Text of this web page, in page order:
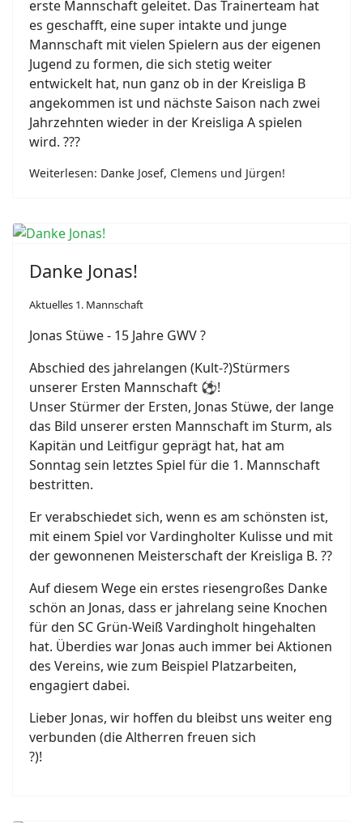
erste Mannschaft geleitet. Das Trainerteam hat
es geschafft, eine super intakte und junge
Mannschaft mit vielen Spielern aus der eigenen
Jugend zu formen, die sich stetig weiter
entwickelt hat, nun ganz ob in der Kreisliga B
angekommen ist und nächste Saison nach zwei
Jahrzehnten wieder in der Kreisliga A spielen
wird. ???
Weiterlesen: Danke Josef, Clemens und Jürgen!
Danke Jonas!
Aktuelles 1. Mannschaft
Jonas Stüwe - 15 Jahre GWV?
Abschied des jahrelangen (Kult-?)Stürmers
unserer Ersten Mannschaft ⚽!
Unser Stürmer der Ersten, Jonas Stüwe, der lange
das Bild unserer ersten Mannschaft im Sturm, als
Kapitän und Leitfigur geprägt hat, hat am
Sonntag sein letztes Spiel für die 1. Mannschaft
bestritten.
Er verabschiedet sich, wenn es am schönsten ist,
mit einem Spiel vor Vardingholter Kulisse und mit
der gewonnenen Meisterschaft der Kreisliga B. ??
Auf diesem Wege ein erstes riesengroßes Danke
schön an Jonas, dass er jahrelang seine Knochen
für den SC Grün-Weiß Vardingholt hingehalten
hat. Überdies war Jonas auch immer bei Aktionen
des Vereins, wie zum Beispiel Platzarbeiten,
engagiert dabei.
Lieber Jonas, wir hoffen du bleibst uns weiter eng
verbunden (die Altherren freuen sich
?)!